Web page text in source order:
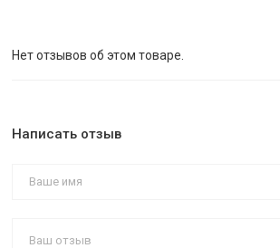
Нет отзывов об этом товаре.
Написать отзыв